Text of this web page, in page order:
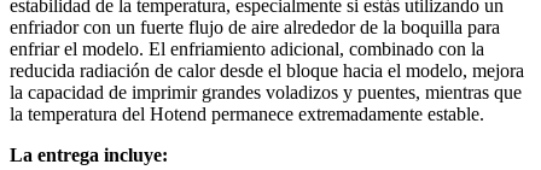
estabilidad de la temperatura, especialmente si estás utilizando un
enfriador con un fuerte flujo de aire alrededor de la boquilla para
enfriar el modelo. El enfriamiento adicional, combinado con la
reducida radiación de calor desde el bloque hacia el modelo, mejora
la capacidad de imprimir grandes voladizos y puentes, mientras que
la temperatura del Hotend permanece extremadamente estable.
La entrega incluye: